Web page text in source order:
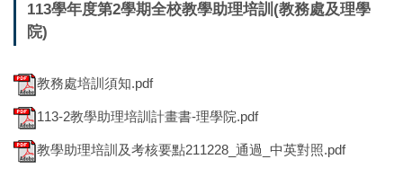
113學年度第2學期全校教學助理培訓(教務處及理學
院)
教務處培訓須知.pdf
113-2教學助理培訓計畫書-理學院.pdf
教學助理培訓及考核要點211228_通過_中英對照.pdf